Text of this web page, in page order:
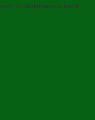
in Unknown on line 0